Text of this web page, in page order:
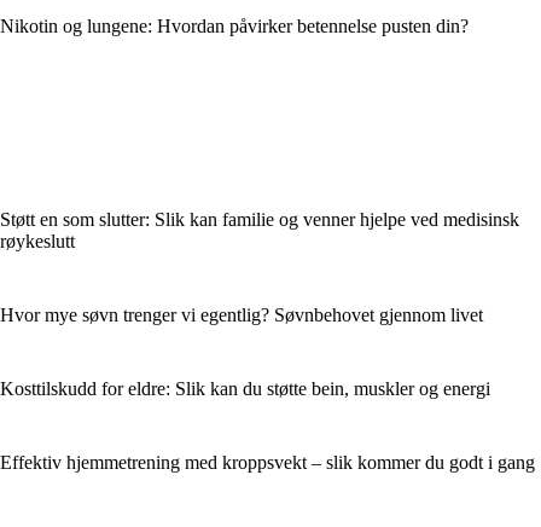
Nikotin og lungene: Hvordan påvirker betennelse pusten din?
Støtt en som slutter: Slik kan familie og venner hjelpe ved medisinsk
røykeslutt
Hvor mye søvn trenger vi egentlig? Søvnbehovet gjennom livet
Kosttilskudd for eldre: Slik kan du støtte bein, muskler og energi
Effektiv hjemmetrening med kroppsvekt – slik kommer du godt i gang